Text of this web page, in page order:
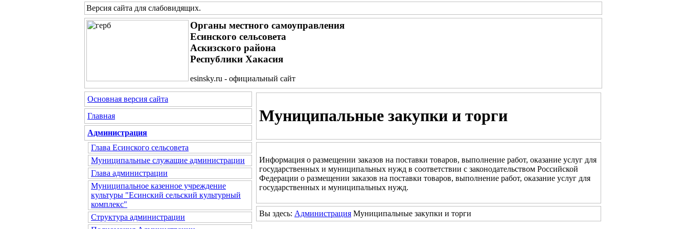
Версия сайта для слабовидящих.
Органы местного самоуправления
Есинского сельсовета
Аскизского района
Республики Хакасия
esinsky.ru - официальный сайт
Основная версия сайта
Главная
Администрация
Глава Есинского сельсовета
Муниципальные служащие администрации
Глава администрации
Муниципальное казенное учреждение
культуры "Есинский сельский культурный
комплекс"
Структура администрации
Муниципальные закупки и торги
Информация о размещении заказов на поставки товаров, выполнение работ, оказание услуг для
государственных и муниципальных нужд в соответствии с законодательством Российской
Федерации о размещении заказов на поставки товаров, выполнение работ, оказание услуг для
государственных и муниципальных нужд.
Вы здесь: Администрация Муниципальные закупки и торги